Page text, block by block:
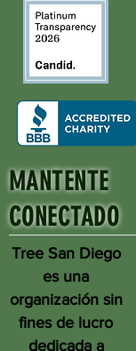
MANTENTE
CONECTADO
Tree San Diego
es una
organización sin
fines de lucro
dedicada a